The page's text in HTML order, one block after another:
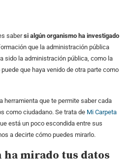
sabersi algún organismo ha investigado
que la administración pública
sido la administración pública, como la
que haya venido de otra parte como
herramienta que te permite saber cada
como ciudadano. Se trata de Mi Carpeta
está un poco escondida entre sus
a decirte cómo puedes mirarlo.
mirado tus datos